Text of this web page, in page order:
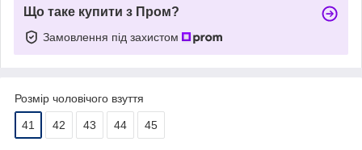
Що таке купити з Пром?
Замовлення під захистом
Розмір чоловічого взуття
41 42 43 44 45